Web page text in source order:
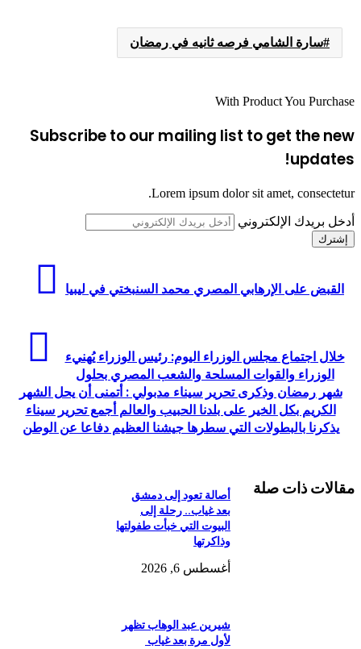
سارة الشامي فرصه ثانيه في رمضان
With Product You Purchase
Subscribe to our mailing list to get the new
updates!
Lorem ipsum dolor sit amet, consectetur.
أدخل بريدك الإلكتروني
القبض على الإرهابي المصري محمد السنبختي في ليبيا
خلال اجتماع مجلس الوزراء اليوم: رئيس الوزراء يُهنيء
الوزراء والقوات المسلحة والشعب المصري بحلول
شهر رمضان وذكرى تحرير سيناء مدبولي : أتمنى أن يحل الشهر
الكريم بكل الخير على بلدنا الحبيب والعالم أجمع تحرير سيناء
يذكرنا بالبطولات التي سطرها جيشنا العظيم دفاعا عن الوطن
مقالات ذات صلة
أصالة تعود إلى دمشق
بعد غياب.. رحلة إلى
البيوت التي خبأت طفولتها
وذاكرتها
أغسطس 6, 2026
شيرين عبد الوهاب تظهر
لأول مرة بعد غياب